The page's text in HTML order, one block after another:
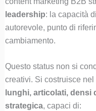
leadership: la capacità
autorevole, punto di
cambiamento.
Questo status non si
creativi. Si costruisce nel
lunghi, articolati, densi
strategica, capaci di: